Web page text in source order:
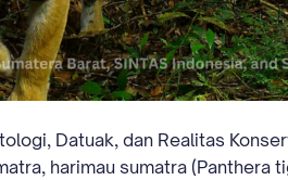
Datuak, dan Realitas
harimau sumatra (Panthera